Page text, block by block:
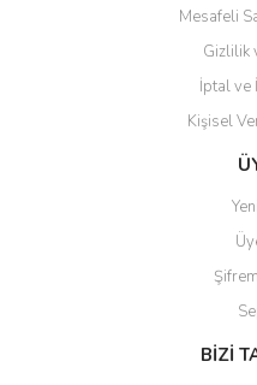
Mesafeli
Gizlilik
İptal ve
Kişisel
BİZİ